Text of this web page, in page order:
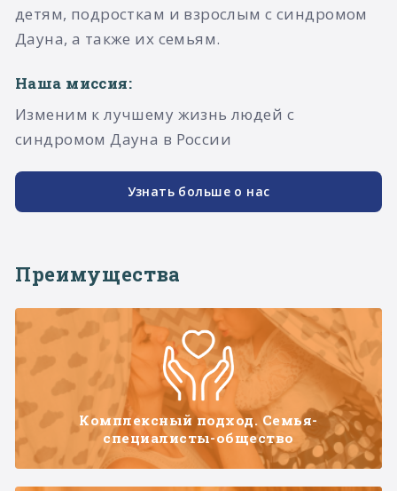
детям, подросткам и взрослым с синдромом
Дауна, а также их семьям.​
Наша миссия:
Изменим к лучшему жизнь людей с
синдромом Дауна в России
Узнать больше о нас
Преимущества
Комплексный подход. Семья-
специалисты-общество